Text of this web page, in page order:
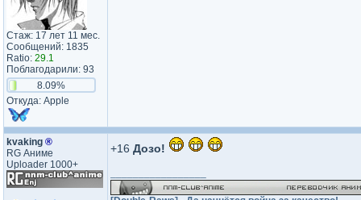
Стаж: 17 лет 11 мес.
Сообщений: 1835
Ratio: 29.1
Поблагодарили: 93
8.09%
Откуда: Apple
kvaking ®
RG Аниме
Uploader 1000+
+16 Дозо!